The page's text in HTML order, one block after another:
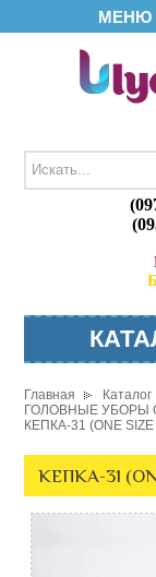
МЕНЮ
Главная Каталог
ГОЛОВНЫЕ УБОРЫ
КЕПКА-31 (ONE
КЕПКА-31